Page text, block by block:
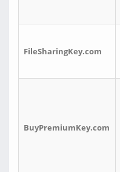
FileSharingKey.com
BuyPremiumKey.com